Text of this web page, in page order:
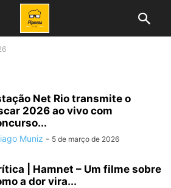
Net Rio transmite o
2026 ao vivo com
Muniz - 5 de março de 2026
| Hamnet – Um filme sobre
a dor vira...